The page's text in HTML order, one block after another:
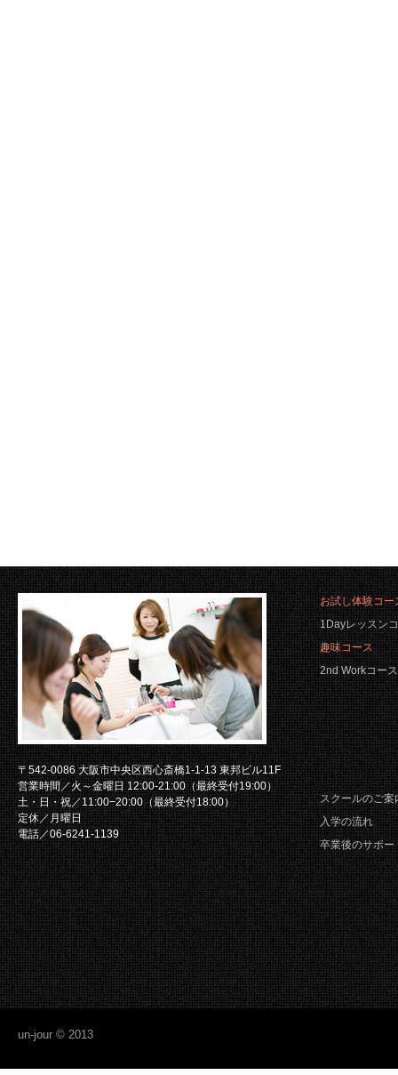
〒542-0086 大阪市中央区西心斎橋1-1-13 東邦ビル11F
営業時間／火～金曜日 12:00-21:00（最終受付19:00）
土・日・祝／11:00−20:00（最終受付18:00）
定休／月曜日
電話／06-6241-1139
お試し体験コー
1Dayレッスン
趣味コース
2nd Workコース
スクールのご案
入学の流れ
卒業後のサポー
un-jour © 2013